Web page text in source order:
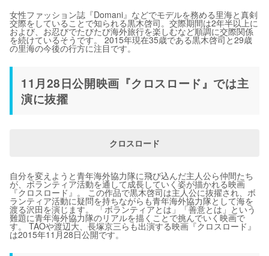
女性ファッション誌『Domani』などでモデルを務める里海と真剣
交際をしていることで知られる黒木啓司。交際期間は2年半以上に
および、お忍びでたびたび海外旅行を楽しむなど順調に交際関係
を続けているそうです。 2015年現在35歳である黒木啓司と29歳
の里海の今後の行方に注目です。
11月28日公開映画『クロスロード』では主
演に抜擢
クロスロード
自分を変えようと青年海外協力隊に飛び込んだ主人公ら仲間たち
が、ボランティア活動を通して成長していく姿が描かれる映画
『クロスロード』。 この作品で黒木啓司は主人公に抜擢され、ボ
ランティア活動に疑問を持ちながらも青年海外協力隊として海を
渡る沢田を演じます。 「ボランティアとは」「善意とは」という
難題に青年海外協力隊のリアルを描くことで挑んでいく映画で
す。 TAOや渡辺大、長塚京三らも出演する映画『クロスロード』
は2015年11月28日公開です。